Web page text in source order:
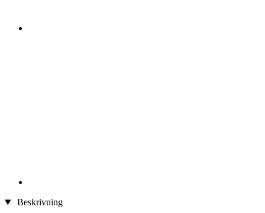
Beskrivning